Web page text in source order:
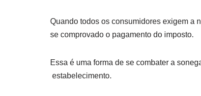
Quando todos os consumidores exigem a
se comprovado o pagamento do imposto.
Essa é uma forma de se combater a
estabelecimento.